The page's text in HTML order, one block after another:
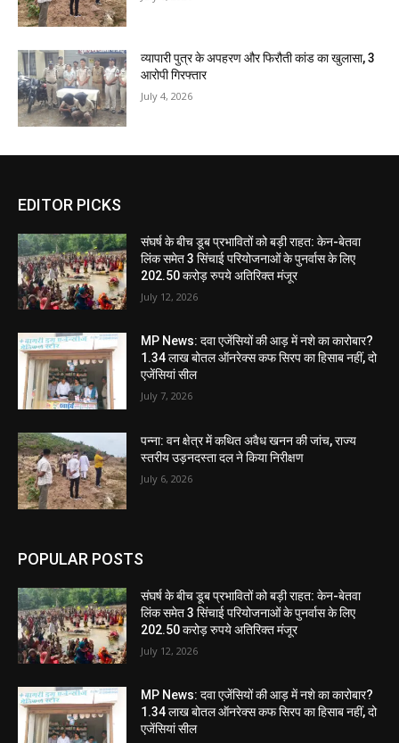
व्यापारी पुत्र के अपहरण और फिरौती कांड का खुलासा, 3
आरोपी गिरफ्तार
July 4, 2026
EDITOR PICKS
संघर्ष के बीच डूब प्रभावितों को बड़ी राहत: केन-बेतवा
लिंक समेत 3 सिंचाई परियोजनाओं के पुनर्वास के लिए
202.50 करोड़ रुपये अतिरिक्त मंजूर
July 12, 2026
MP News: दवा एजेंसियों की आड़ में नशे का कारोबार?
1.34 लाख बोतल ऑनरेक्स कफ सिरप का हिसाब नहीं, दो
एजेंसियां सील
July 7, 2026
पन्ना: वन क्षेत्र में कथित अवैध खनन की जांच, राज्य
स्तरीय उड़नदस्ता दल ने किया निरीक्षण
July 6, 2026
POPULAR POSTS
संघर्ष के बीच डूब प्रभावितों को बड़ी राहत: केन-बेतवा
लिंक समेत 3 सिंचाई परियोजनाओं के पुनर्वास के लिए
202.50 करोड़ रुपये अतिरिक्त मंजूर
July 12, 2026
MP News: दवा एजेंसियों की आड़ में नशे का कारोबार?
1.34 लाख बोतल ऑनरेक्स कफ सिरप का हिसाब नहीं, दो
एजेंसियां सील